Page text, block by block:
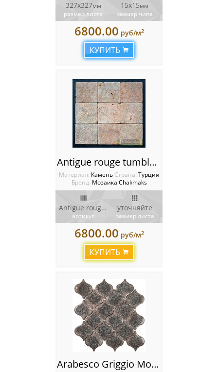
327х327мм
размер листа
15х15мм
размер чипа
6800.00 руб/м2
КУПИТЬ
Antigue rouge tumbled Мозаика Chakmaks
Материал: Камень Cтрана: Турция
Бренд: Мозаика Chakmaks
Antigue rouge tumblet
артикул
уточняйте
размер листа
6800.00 руб/м2
КУПИТЬ
Arabesco Griggio Мозаика Imagine